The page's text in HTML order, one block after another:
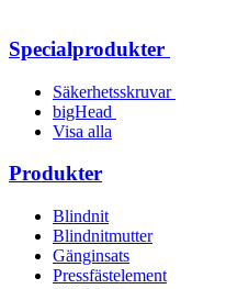
Specialprodukter
Säkerhetsskruvar
bigHead
Visa alla
Produkter
Blindnit
Blindnitmutter
Gänginsats
Pressfästelement